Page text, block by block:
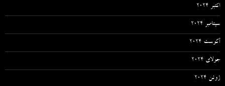
اکتبر 2024
سپتامبر 2024
آگوست 2024
جولای 2024
ژوئن 2024